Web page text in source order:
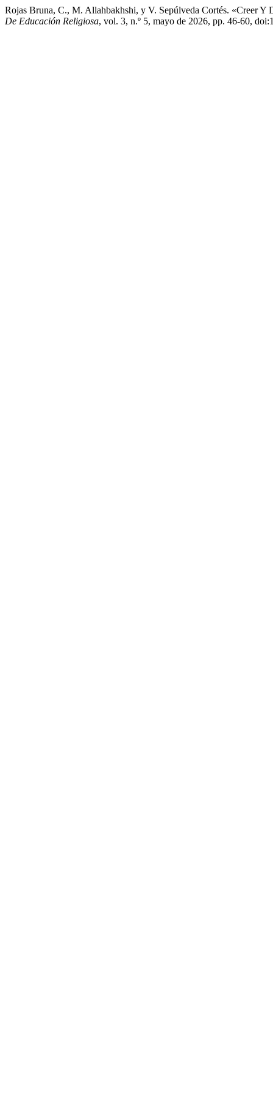
Rojas Bruna, C., M. Allahbakhshi, y V. Sepúlveda Cortés. «Creer Y
De Educación Religiosa, vol. 3, n.º 5, mayo de 2026, pp. 46-60,